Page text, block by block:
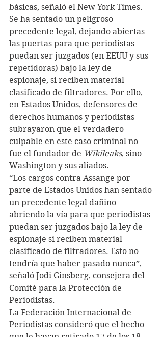
básicas, señaló el New York Times.
Se ha sentado un peligroso
precedente legal, dejando abiertas
las puertas para que periodistas
puedan ser juzgados (en EEUU y sus
repetidoras) bajo la ley de
espionaje, si reciben material
clasificado de filtradores. Por ello,
en Estados Unidos, defensores de
derechos humanos y periodistas
subrayaron que el verdadero
culpable en este caso criminal no
fue el fundador de Wikileaks, sino
Washington y sus aliados.
“Los cargos contra Assange por
parte de Estados Unidos han sentado
un precedente legal dañino
abriendo la vía para que periodistas
puedan ser juzgados bajo la ley de
espionaje si reciben material
clasificado de filtradores. Esto no
tendría que haber pasado nunca”,
señaló Jodi Ginsberg, consejera del
Comité para la Protección de
Periodistas.
La Federación Internacional de
Periodistas consideró que el hecho